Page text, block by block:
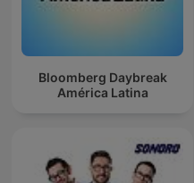
Bloomberg Daybreak
América Latina